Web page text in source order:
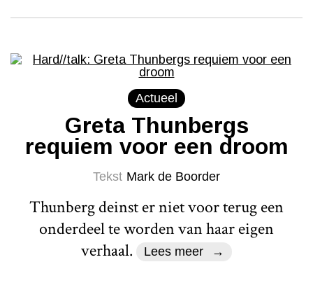
Actueel
Greta Thunbergs
requiem voor een droom
Tekst Mark de Boorder
Thunberg deinst er niet voor terug een
onderdeel te worden van haar eigen
verhaal.
Lees meer